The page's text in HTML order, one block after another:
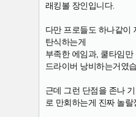
래킹볼 장인입니다.
다만 프로들도 하나같이
탄식하는게
부족한 에임과, 쿨타임
드라이버 낭비하는거였
근데 그런 단점을 존나
로 만회하는게 진짜 놀랄